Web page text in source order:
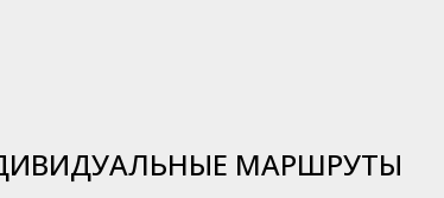
МАРШРУТЫ